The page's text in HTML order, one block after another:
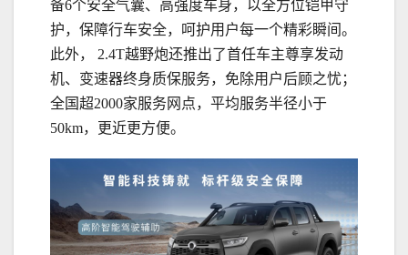
备6个安全气囊、高强度车身，以全方位铠甲守
护，保障行车安全，呵护用户每一个精彩瞬间。
此外， 2.4T越野炮还推出了首任车主尊享发动
机、变速器终身质保服务，免除用户后顾之忧；
全国超2000家服务网点，平均服务半径小于
50km，更近更方便。